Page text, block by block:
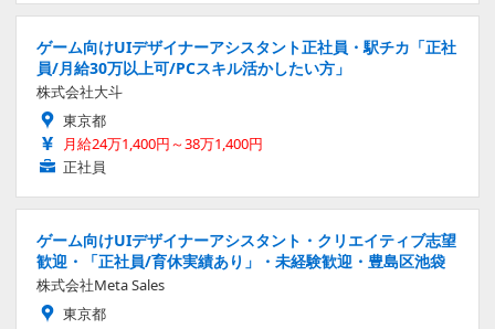
ゲーム向けUIデザイナーアシスタント正社員・駅チカ「正社
員/月給30万以上可/PCスキル活かしたい方」
株式会社大斗
東京都
月給24万1,400円～38万1,400円
正社員
ゲーム向けUIデザイナーアシスタント・クリエイティブ志望
歓迎・「正社員/育休実績あり」・未経験歓迎・豊島区池袋
株式会社Meta Sales
東京都